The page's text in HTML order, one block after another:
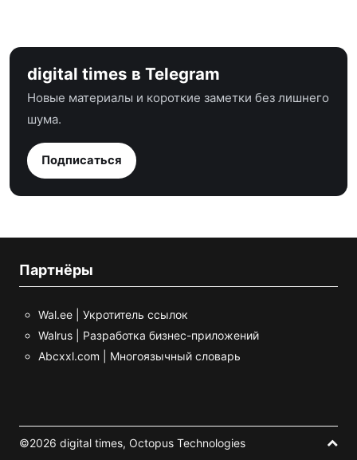
digital times в Telegram
Новые материалы и короткие заметки без лишнего
шума.
Подписаться
Партнёры
Wal.ee | Укротитель ссылок
Walrus | Разработка бизнес-приложений
Abcxxl.com | Многоязычный словарь
©2026 digital times, Octopus Technologies